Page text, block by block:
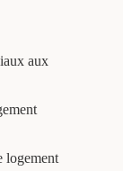
aux
logement